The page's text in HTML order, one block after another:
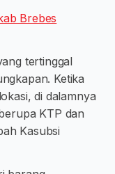
Brebes
tertinggal
Ketika
di dalamnya
KTP dan
Kasubsi